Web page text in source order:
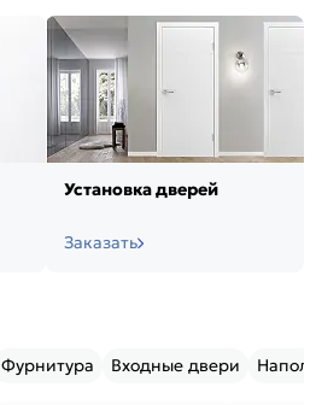
Установка дверей
Заказать
Фурнитура Входные двери